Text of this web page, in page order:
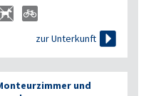
zur Unterkunft 
und